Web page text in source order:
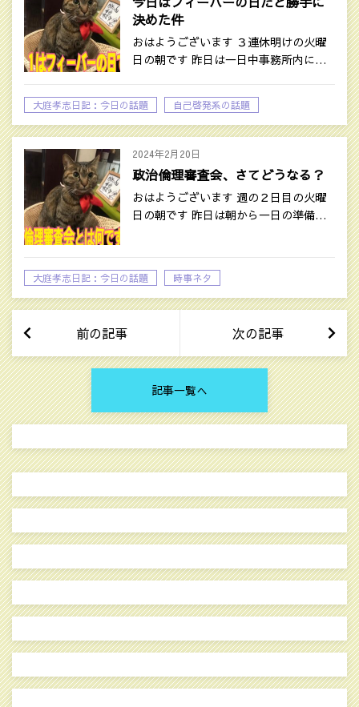
決めた件
おはようございます ３連休明けの火曜
日の朝です 昨日は一日中事務所内に…
大庭孝志日記：今日の話題 自己啓発系の話題
2024年2月20日
政治倫理審査会、さてどうなる？
おはようございます 週の２日目の火曜
日の朝です 昨日は朝から一日の準備…
大庭孝志日記：今日の話題 時事ネタ
前の記事 次の記事
記事一覧へ